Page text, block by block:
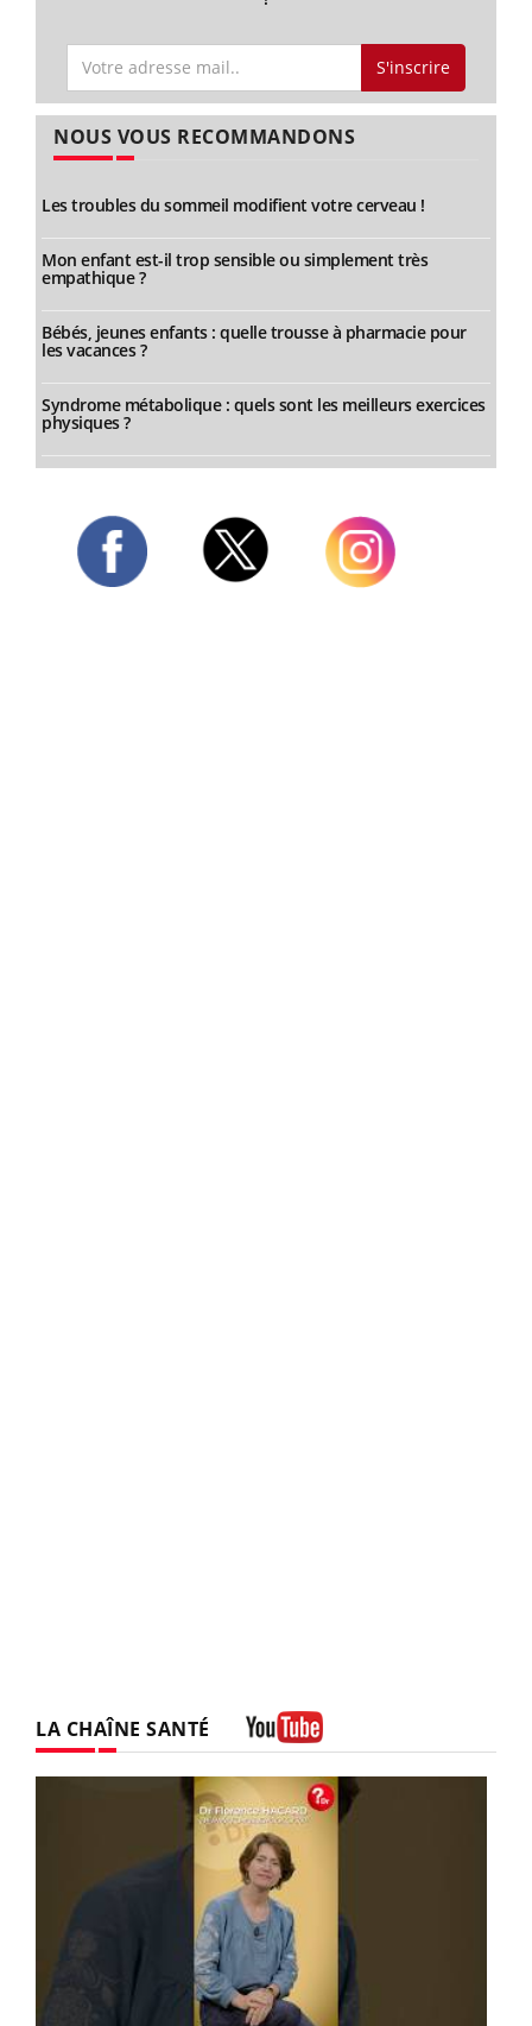
S'inscrire
NOUS VOUS RECOMMANDONS
Les troubles du sommeil modifient votre cerveau !
Mon enfant est-il trop sensible ou simplement très
empathique ?
Bébés, jeunes enfants : quelle trousse à pharmacie pour
les vacances ?
Syndrome métabolique : quels sont les meilleurs exercices
physiques ?
LA CHAÎNE SANTÉ